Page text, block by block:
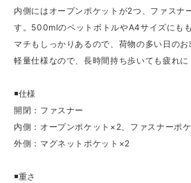
内側にはオープンポケットが2つ、ファスナ
す。500mlのペットボトルやA4サイズにも
マチもしっかりあるので、荷物の多い日のお
軽量仕様なので、長時間持ち歩いても疲れに
◾️仕様
開閉：ファスナー
内側：オープンポケット×2、ファスナーポ
外側：マグネットポケット×2
◾️重さ